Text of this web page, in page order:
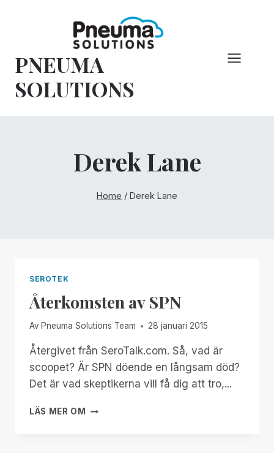
PNEUMA
SOLUTIONS
Derek Lane
Home / Derek Lane
SEROTEK
Återkomsten av SPN
Av Pneuma Solutions Team 28 januari 2015
Återgivet från SeroTalk.com. Så, vad är
scoopet? Är SPN döende en långsam död?
Det är vad skeptikerna vill få dig att tro,...
LÄS MER OM
ÅTERKOMSTEN